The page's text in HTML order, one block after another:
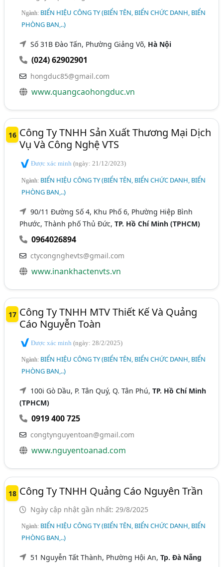
Ngành: BIỂN HIỆU CÔNG TY (BIỂN TÊN, BIỂN CHỨC DANH, BIỂN
PHÒNG BAN,..)
Số 31B Đào Tấn, Phường Giảng Võ, Hà Nội
(024) 62902901
hongduc85@gmail.com
www.quangcaohongduc.vn
16 Công Ty TNHH Sản Xuất Thương Mại Dịch
Vụ Và Công Nghệ VTS
Được xác minh(ngày: 21/12/2023)
Ngành: BIỂN HIỆU CÔNG TY (BIỂN TÊN, BIỂN CHỨC DANH, BIỂN
PHÒNG BAN,..)
90/11 Đường Số 4, Khu Phố 6, Phường Hiệp Bình
Phước, Thành phố Thủ Đức,TP. Hồ Chí Minh (TPHCM)
0964026894
ctycongnghevts@gmail.com
www.inankhactenvts.vn
17 Công Ty TNHH MTV Thiết Kế Và Quảng
Cáo Nguyễn Toàn
Được xác minh(ngày: 28/2/2025)
Ngành: BIỂN HIỆU CÔNG TY (BIỂN TÊN, BIỂN CHỨC DANH, BIỂN
PHÒNG BAN,..)
100i Gò Dầu, P. Tân Quý, Q. Tân Phú,TP. Hồ Chí Minh
(TPHCM)
0919 400 725
congtynguyentoan@gmail.com
www.nguyentoanad.com
18 Công Ty TNHH Quảng Cáo Nguyên Trần
Ngày cập nhật gần nhất: 29/8/2025
Ngành: BIỂN HIỆU CÔNG TY (BIỂN TÊN, BIỂN CHỨC DANH, BIỂN
PHÒNG BAN,..)
51 Nguyễn Tất Thành, Phường Hội An,Tp. Đà Nẵng